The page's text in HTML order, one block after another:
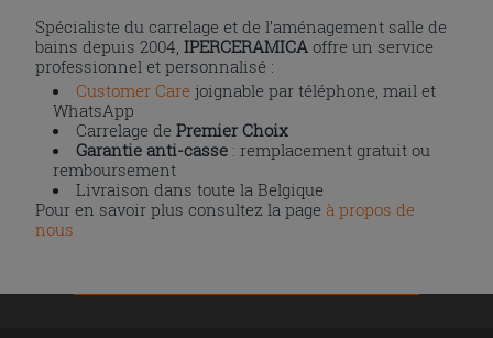
Spécialiste du carrelage et de l’aménagement salle de
bains depuis 2004,IPERCERAMICA offre un service
professionnel et personnalisé :
Customer Care joignable par téléphone, mail et
WhatsApp
Carrelage dePremier Choix
Garantie anti-casse : remplacement gratuit ou
remboursement
Livraison dans toute la Belgique
Pour en savoir plus consultez la page à propos de
nous